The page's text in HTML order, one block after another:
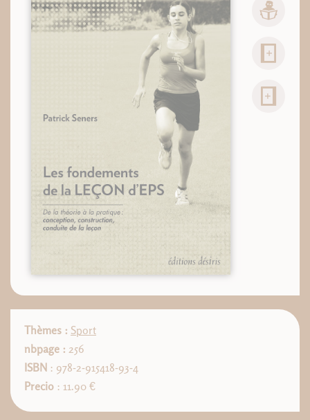
Thèmes : Sport
nbpage : 256
ISBN : 978-2-915418-93-4
Precio : 11.90 €